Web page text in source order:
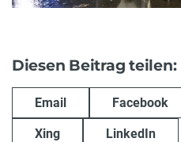
Diesen Beitrag teilen:
Email Facebook
Xing LinkedIn